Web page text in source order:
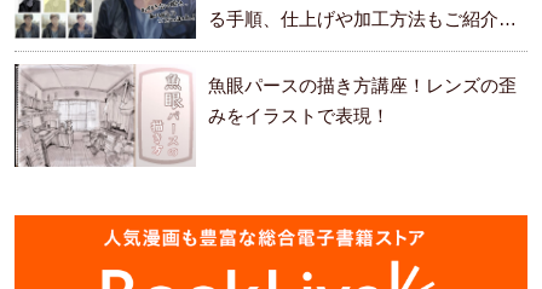
る手順、仕上げや加工方法もご紹介し
ます。
魚眼パースの描き方講座！レンズの歪
みをイラストで表現！